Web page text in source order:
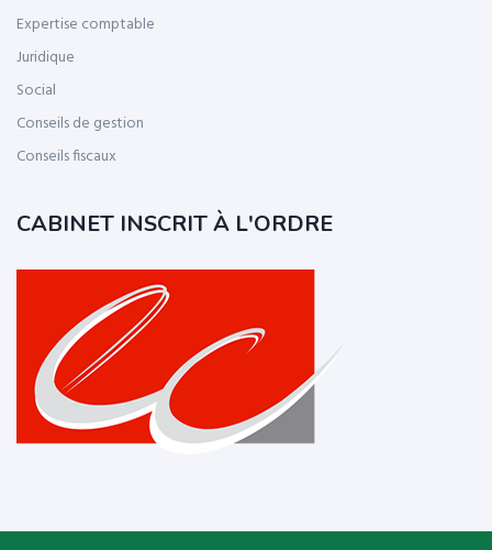
Expertise comptable
Juridique
Social
Conseils de gestion
Conseils fiscaux
CABINET INSCRIT À L'ORDRE